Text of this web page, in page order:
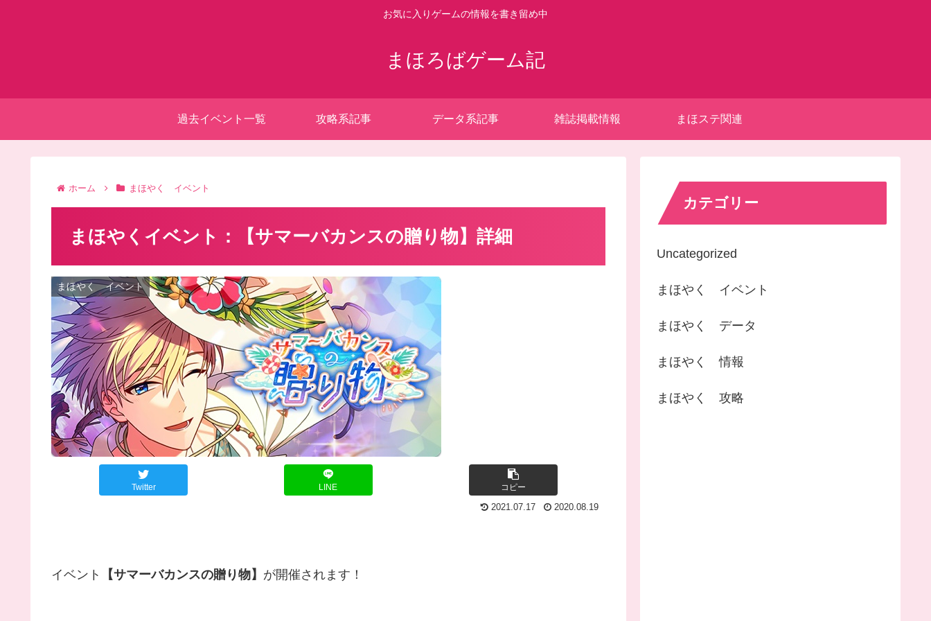
お気に入りゲームの情報を書き留め中
まほろばゲーム記
過去イベント一覧 攻略系記事 データ系記事 雑誌掲載情報 まほステ関連
ホーム まほやく イベント
まほやくイベント：【サマーバカンスの贈り物】詳細
まほやく イベント
Twitter LINE コピー
2021.07.17 2020.08.19
イベント 【サマーバカンスの贈り物】 が開催されます！
カテゴリー
Uncategorized
まほやく イベント
まほやく データ
まほやく 情報
まほやく 攻略